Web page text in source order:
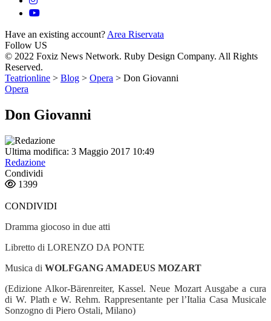
Have an existing account? Area Riservata
Follow US
© 2022 Foxiz News Network. Ruby Design Company. All Rights
Reserved.
Teatrionline > Blog > Opera > Don Giovanni
Opera
Don Giovanni
Ultima modifica: 3 Maggio 2017 10:49
Redazione
Condividi
1399
CONDIVIDI
Dramma giocoso in due atti
Libretto di LORENZO DA PONTE
Musica di WOLFGANG AMADEUS MOZART
(Edizione Alkor-Bärenreiter, Kassel. Neue Mozart Ausgabe a cura
di W. Plath e W. Rehm. Rappresentante per l’Italia Casa Musicale
Sonzogno di Piero Ostali, Milano)